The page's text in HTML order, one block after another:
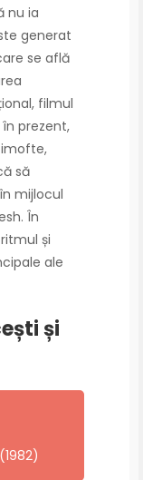
nu ia
generat
se află
filmul
prezent,
să
mijlocul
În
și
ale
și